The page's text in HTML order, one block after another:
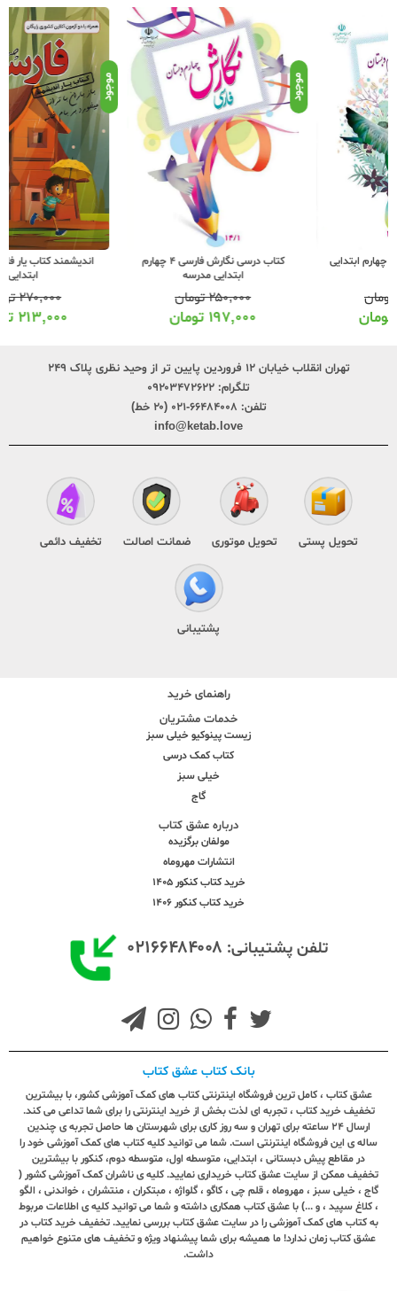
موجود
کتاب درسی نگارش فارسی 4 چهارم
تومان
موجود
اندیشمند کتاب یار فارسی 4 چهارم
تومان
تهران انقلاب خیابان ۱۲ فروردین پایین تر از وحید نظری پلاک ۲۴۹
تلگرام: ۰۹۲۰۳۴۷۲۶۲۲
تلفن: ۶۶۴۸۴۰۰۸-۰۲۱ (۲۰ خط)
info@ketab.love
تحویل پستی تحویل موتوری ضمانت اصالت تخفیف دائمی
پشتیبانی
راهنمای خرید
خدمات مشتریان
زیست پینوکیو خیلی سبز
کتاب کمک درسی
خیلی سبز
گاج
درباره عشق کتاب
مولفان برگزیده
انتشارات مهروماه
خرید کتاب کنکور 1405
خرید کتاب کنکور 1406
تلفن پشتیبانی: ۰۲۱۶۶۴۸۴۰۰۸
بانک کتاب عشق کتاب
عشق کتاب ، کامل ترین فروشگاه اینترنتی کتاب های کمک آموزشی کشور، با بیشترین
تخفیف خرید کتاب ، تجربه ای لذت بخش از خرید اینترنتی را برای شما تداعی می کند.
ارسال ٢٤ ساعته برای تهران و سه روز کاری برای شهرستان ها حاصل تجربه ی چندین
ساله ی این فروشگاه اینترنتی است. شما می توانید کلیه کتاب های کمک آموزشی خود را
در مقاطع پیش دبستانی ، ابتدایی، متوسطه اول، متوسطه دوم، کنکور با بیشترین
تخفیف ممکن از سایت عشق کتاب خریداری نمایید. کلیه ی ناشران کمک آموزشی کشور (
گاج ، خیلی سبز ، مهروماه ، قلم چی ، کاگو ، گلواژه ، مبتکران ، منتشران ، خواندنی ، الگو
، کلاغ سپید ، و ...) با عشق کتاب همکاری داشته و شما می توانید کلیه ی اطلاعات مربوط
به کتاب های کمک آموزشی را در سایت عشق کتاب بررسی نمایید. تخفیف خرید کتاب در
عشق کتاب زمان ندارد! ما همیشه برای شما پیشنهاد ویژه و تخفیف های متنوع خواهیم
داشت.